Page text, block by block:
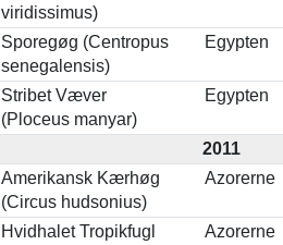
viridissimus)
Sporegøg (Centropus
senegalensis)
Egypten
Stribet Væver
(Ploceus manyar)
Egypten
2011
Amerikansk Kærhøg
(Circus hudsonius)
Azorerne
Hvidhalet Tropikfugl
Azorerne